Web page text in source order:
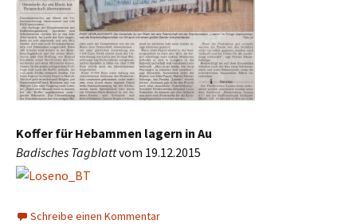
Koffer für Hebammen lagern in Au
Badisches Tagblattvom 19.12.2015
Schreibe einen Kommentar